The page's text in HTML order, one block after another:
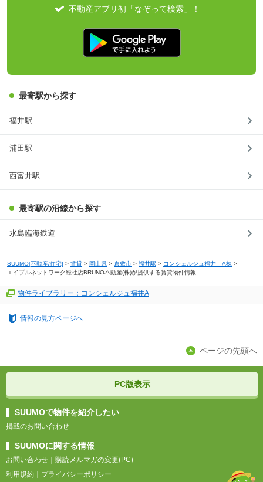
不動産アプリ初「なぞって検索」！
最寄駅から探す
福井駅
浦田駅
西富井駅
最寄駅の沿線から探す
水島臨海鉄道
SUUMO[不動産/住宅] > 賃貸 > 岡山県 > 倉敷市 > 福井駅 > コンシェルジュ福井 A棟 >
エイブルネットワーク総社店BRUNO不動産(株)が提供する賃貸物件情報
物件ライブラリー：コンシェルジュ福井A
情報の見方ページへ
ページの先頭へ
PC版表示
SUUMOで物件を紹介したい
掲載のお問い合わせ
SUUMOに関する情報
お問い合わせ
購読メルマガの変更(PC)
利用規約
プライバシーポリシー